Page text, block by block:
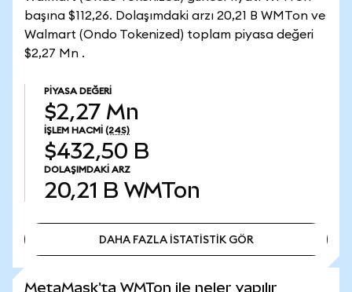
başına $112,26. Dolaşımdaki arzı 20,21 B WMTon ve
Walmart (Ondo Tokenized) toplam piyasa değeri
$2,27 Mn .
PIYASA DEĞERI
$2,27 Mn
İŞLEM HACMI (24S)
$432,50 B
DOLAŞIMDAKI ARZ
20,21 B WMTon
DAHA FAZLA İSTATİSTİK GÖR
MetaMask'ta WMTon ile neler yapılır